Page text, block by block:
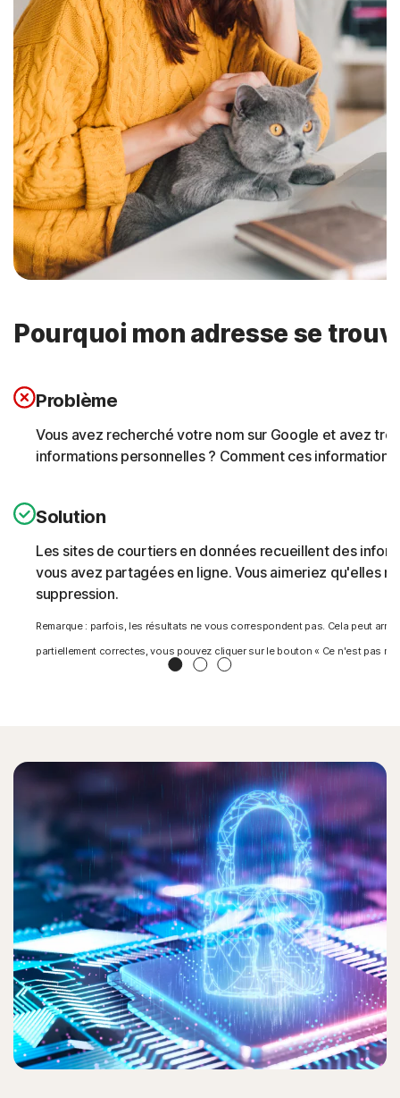
Pourquoi mon adresse se
Problème
Vous avez recherché votre nom sur Google et avez
informations personnelles ? Comment ces
Solution
Les sites de courtiers en données recueillent des
vous avez partagées en ligne. Vous aimeriez qu'elles
suppression.
Remarque : parfois, les résultats ne vous correspondent pas. Cela peut
partiellement correctes, vous pouvez cliquer sur le bouton « Ce n'est pas
Slide 1 Slide 2 Slide 3